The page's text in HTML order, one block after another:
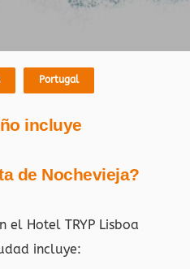
Portugal
incluye
de Nochevieja?
el Hotel TRYP Lisboa
incluye: